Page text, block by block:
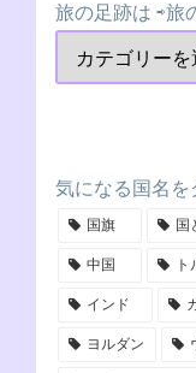
旅の足跡は ⇨旅
気になる国名を
国旗 国
中国 ト
インド
ヨルダン